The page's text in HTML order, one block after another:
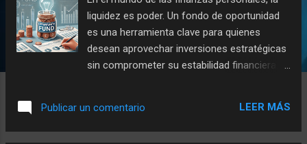
liquidez es poder. Un fondo de oportunidad
es una herramienta clave para quienes
desean aprovechar inversiones estratégicas
sin comprometer su estabilidad financiera. A
oportunidad nos permite actuar rápidamente
cuando surgen buenas ocasiones de
Publicar un comentario LEER MÁS